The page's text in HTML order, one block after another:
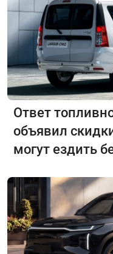
Ответ
объявил
могут ездить